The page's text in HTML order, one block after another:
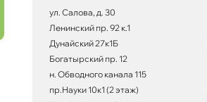
ул. Салова, д. 30
Ленинский пр. 92 к.1
Дунайский 27к1Б
Богатырский пр. 12
н. Обводного канала 115
пр.Науки 10к1 (2 этаж)